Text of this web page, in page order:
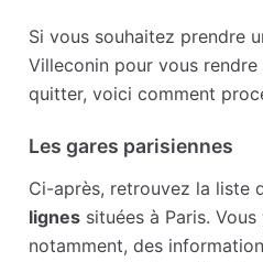
Si vous souhaitez prendre
Villeconin pour vous rendre
quitter, voici comment
Les gares parisiennes
Ci-après, retrouvez la liste
lignes situées à Paris.
notamment, des